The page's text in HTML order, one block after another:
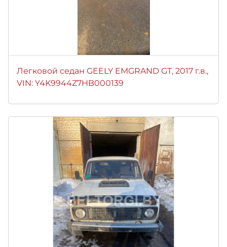
Легковой седан GEELY EMGRAND GТ, 2017 г.в.,
VIN: Y4K9944Z7HB000139